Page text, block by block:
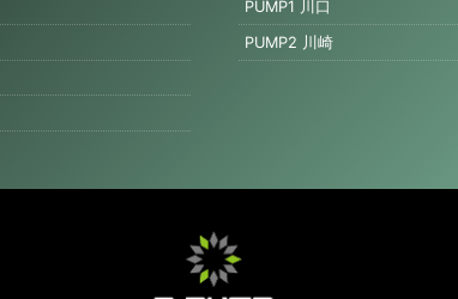
PUMP1 川口
PUMP2 川崎